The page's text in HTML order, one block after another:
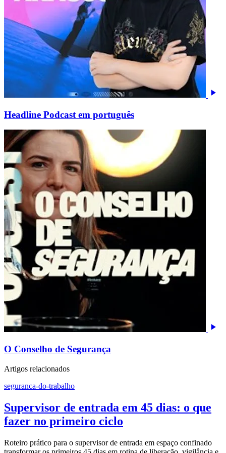
Headline Podcast em português
O Conselho de Segurança
Artigos relacionados
seguranca-do-trabalho
Supervisor de entrada em 45 dias: o que
fazer no primeiro ciclo
Roteiro prático para o supervisor de entrada em espaço confinado